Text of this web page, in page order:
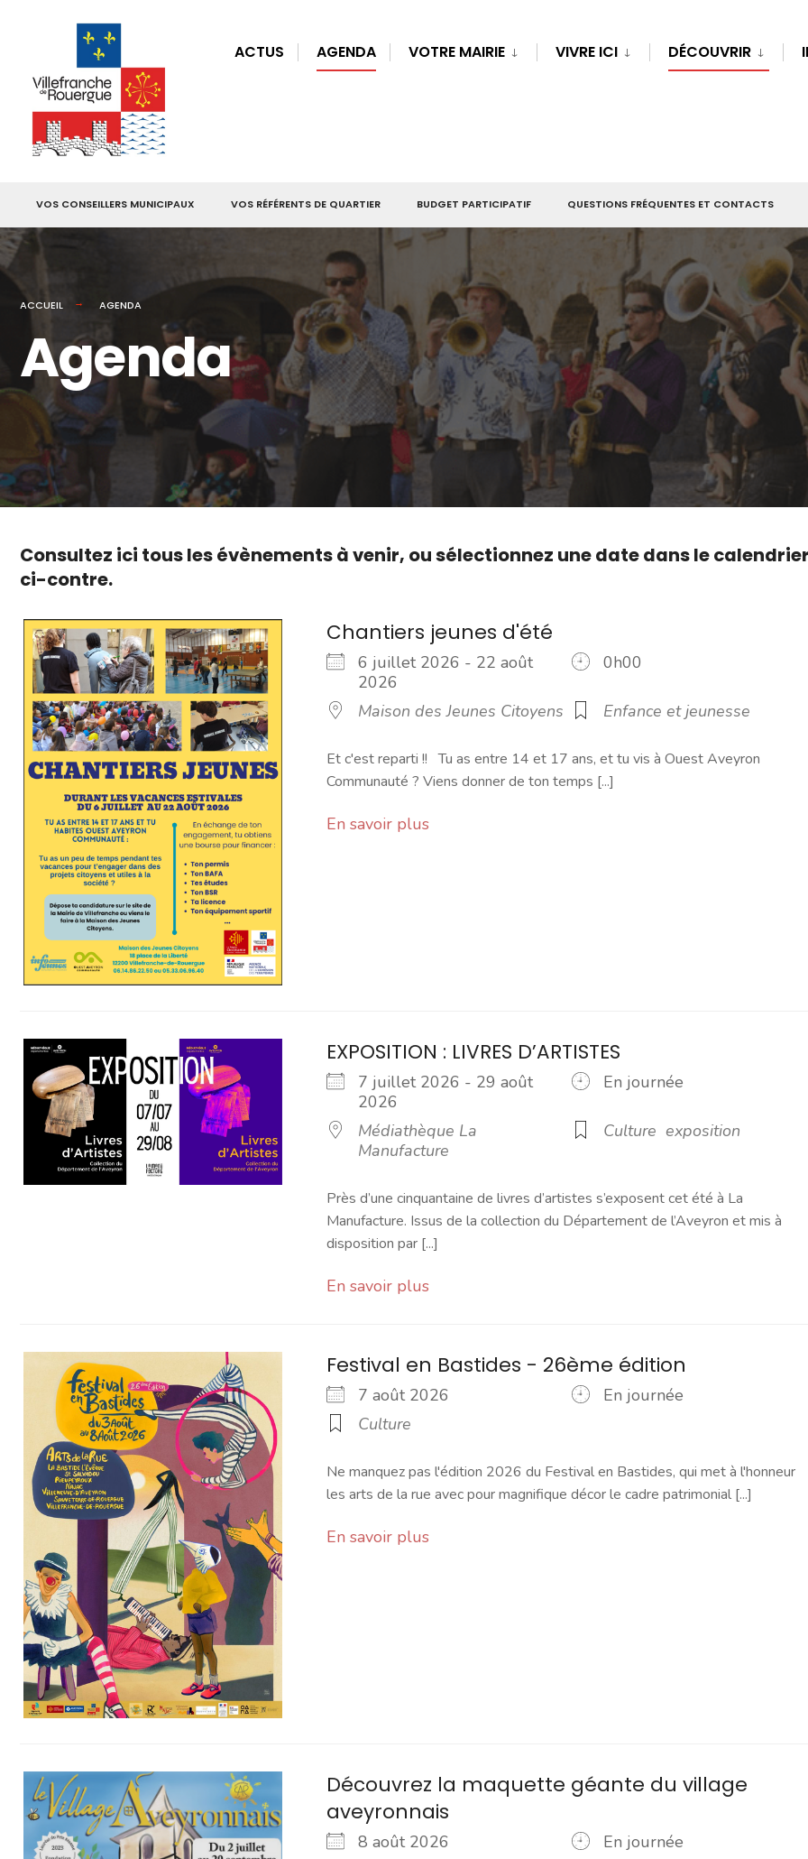
ACTUS AGENDA VOTRE MAIRIE VIVRE ICI DÉCOUVRIR
VOS CONSEILLERS MUNICIPAUX VOS RÉFÉRENTS DE QUARTIER BUDGET PARTICIPATIF QUESTIONS FRÉQUENTES ET CONTACTS
ACCUEIL AGENDA
Agenda
Consultez ici tous les évènements à venir, ou sélectionnez une date dans le
ci-contre.
Chantiers jeunes d'été
6 juillet 2026 - 22 août
2026
0h00
Maison des Jeunes Citoyens Enfance et jeunesse
Et c'est reparti !! Tu as entre 14 et 17 ans, et tu vis à Ouest Aveyron
Communauté ? Viens donner de ton temps [...]
En savoir plus
EXPOSITION : LIVRES D’ARTISTES
7 juillet 2026 - 29 août
2026
En journée
Médiathèque La
Manufacture
Culture exposition
Près d’une cinquantaine de livres d’artistes s’exposent cet été à La
Manufacture. Issus de la collection du Département de l’Aveyron et mis à
disposition par [...]
En savoir plus
Festival en Bastides - 26ème édition
7 août 2026
En journée
Culture
Ne manquez pas l'édition 2026 du Festival en Bastides, qui met à l'honneur
les arts de la rue avec pour magnifique décor le cadre patrimonial [...]
En savoir plus
Découvrez la maquette géante du village
aveyronnais
8 août 2026
En journée